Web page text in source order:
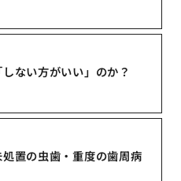
ない方がいい」のか？
置の虫歯・重度の歯周病